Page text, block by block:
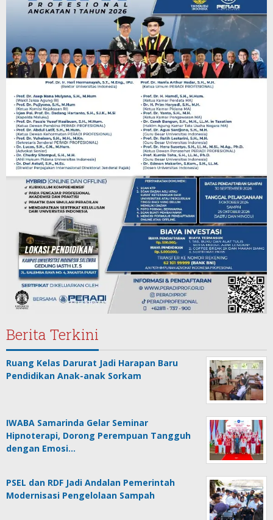
Berita Terkini
Ruang Kelas Darurat Jadi Harapan Baru
Pendidikan Anak-anak Sorkam
IWABA Samarinda Gelar Seminar
Hipnoterapi, Dorong Perempuan Tangguh
dengan Emosi…
PSEL dan RDF Jadi Andalan Pemerintah
Modernisasi Pengelolaan Sampah